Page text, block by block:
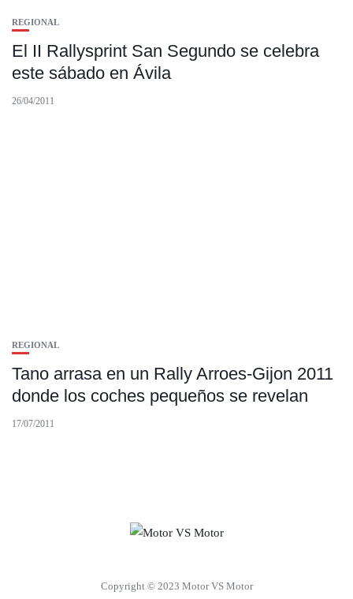
REGIONAL
El II Rallysprint San Segundo se celebra
este sábado en Ávila
26/04/2011
REGIONAL
Tano arrasa en un Rally Arroes-Gijon 2011
donde los coches pequeños se revelan
17/07/2011
Copyright © 2023 Motor VS Motor